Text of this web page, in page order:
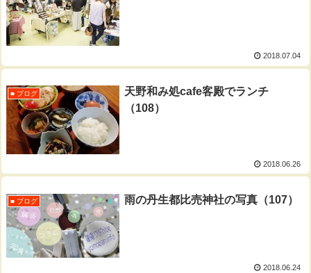
2018.07.04
■ ブログ
天野和み処cafe客殿でランチ
（108）
2018.06.26
■ ブログ 雨の丹生都比売神社の写真（107）
2018.06.24